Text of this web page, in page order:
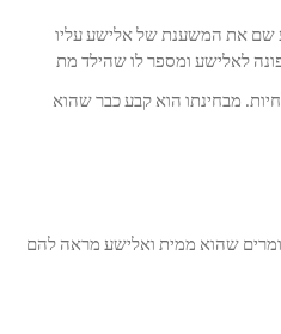
שם את המשענת של אלישע עליו
לאלישע ומספר לו שהילד מת
מבחינתו הוא קבע כבר שהוא
שהוא ממית ואלישע מראה להם